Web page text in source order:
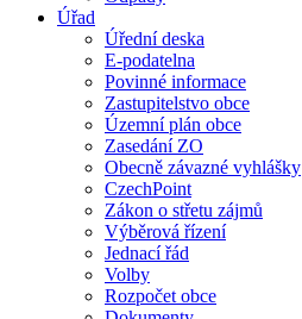
Úřad
Úřední deska
E-podatelna
Povinné informace
Zastupitelstvo obce
Územní plán obce
Zasedání ZO
Obecně závazné vyhlášky
CzechPoint
Zákon o střetu zájmů
Výběrová řízení
Jednací řád
Volby
Rozpočet obce